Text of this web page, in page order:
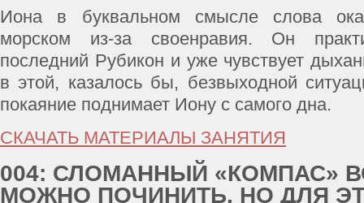
Иона в буквальном смысле слова
морском из-за своенравия. Он
последний Рубикон и уже чувствует
в этой, казалось бы, безвыходной
покаяние поднимает Иону с самого дна.
СКАЧАТЬ МАТЕРИАЛЫ ЗАНЯТИЯ
004: СЛОМАННЫЙ «КОМПАС»
МОЖНО ПОЧИНИТЬ, НО ДЛЯ